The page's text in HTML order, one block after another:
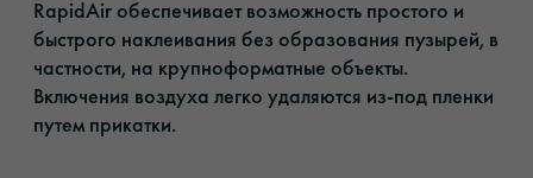
RapidAir обеспечивает возможность простого и
быстрого наклеивания без образования пузырей, в
частности, на крупноформатные объекты.
Включения воздуха легко удаляются из-под пленки
путем прикатки.